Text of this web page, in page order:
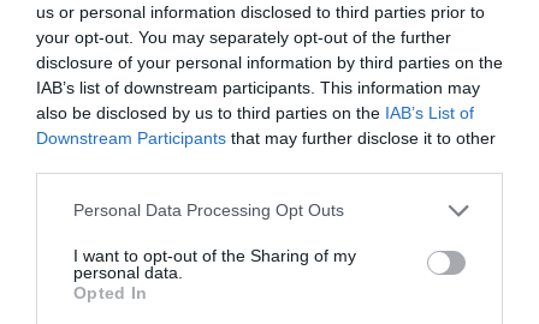
us or personal information disclosed to third parties prior to
your opt-out. You may separately opt-out of the further
disclosure of your personal information by third parties on the
IAB’s list of downstream participants. This information may
also be disclosed by us to third parties on the IAB’s List of
Downstream Participants that may further disclose it to other
Personal Data Processing Opt Outs
I want to opt-out of the Sharing of my
personal data.
Opted In